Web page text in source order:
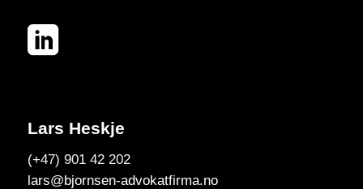
Lars Heskje
(+47) 901 42 202
lars@bjornsen-advokatfirma.no